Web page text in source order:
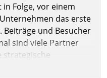
Folge, vor einem
das erste
und Besucher
sind viele Partner
strategische